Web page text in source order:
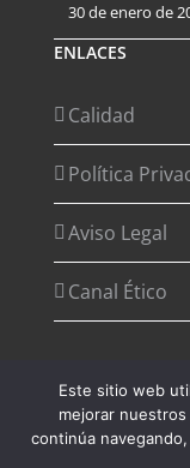
30 de enero de
ENLACES
Calidad
Política
Aviso Legal
Canal Ético
Copyright 2012 -
Este sitio web
mejorar
continúa